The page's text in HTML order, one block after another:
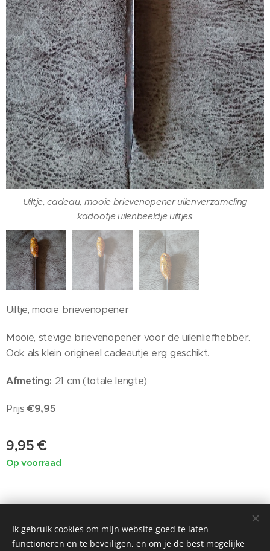
Uiltje, cadeau, mooie brievenopener uilenverzameling
kadootje uilenbeeldje uiltjes
Uiltje, cadeau, mooie brievenopener uilenverzameling
kadootje uilenbeeldje uiltjes
Uiltje, cadeau, mooie brievenopener uilenverzameling
kadootje uilenbeeldje uiltjes
Uiltje, mooie brievenopener
Mooie, stevige brievenopener voor de uilenliefhebber.
Ook als klein origineel cadeautje erg geschikt.
Afmeting: 21 cm (totale lengte)
Prijs€9,95
9,95 €
Op voorraad
©2019 Painted by Me / Heart 4 Art, alle rechten voorbehouden
Ik gebruik cookies om mijn website goed te laten
functioneren en te beveiligen, en om je de best mogelijke